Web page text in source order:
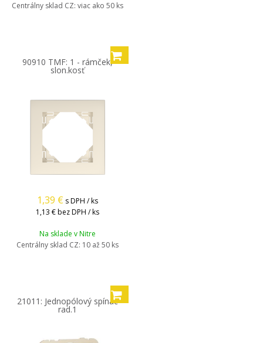
Centrálny sklad CZ: viac ako 50 ks
90910 TMF: 1 - rámček,
slon.kosť
1,39 € s DPH / ks
1,13 € bez DPH / ks
Na sklade v Nitre
Centrálny sklad CZ: 10 až 50 ks
21011: Jednopólový spínač
rad.1